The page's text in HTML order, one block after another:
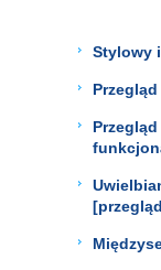
Stylowy